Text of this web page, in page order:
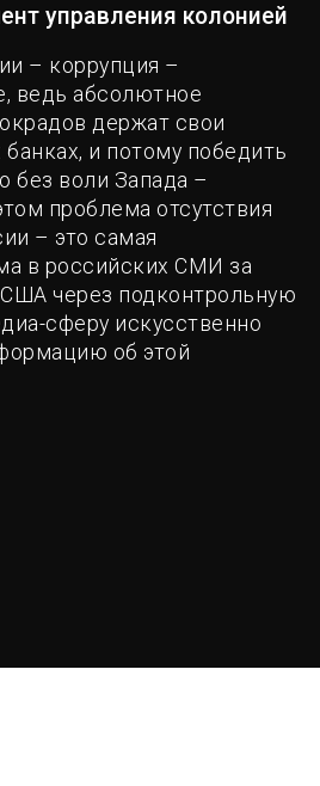
управления колонией
– коррупция –
ведь абсолютное
держат свои
и потому победить
без воли Запада –
проблема отсутствия
– это самая
в российских СМИ за
через подконтрольную
сферу искусственно
об этой